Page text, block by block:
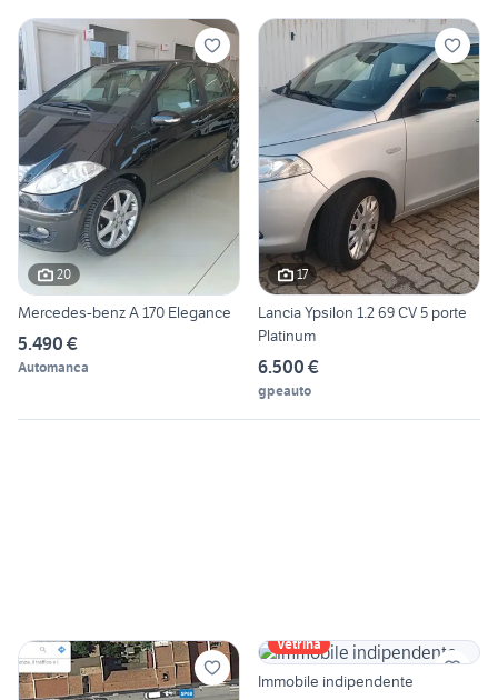
20
Mercedes-benz A 170 Elegance
5.490 €
Automanca
17
Lancia Ypsilon 1.2 69 CV 5 porte
Platinum
6.500 €
gpeauto
Vetrina
Immobile indipendente